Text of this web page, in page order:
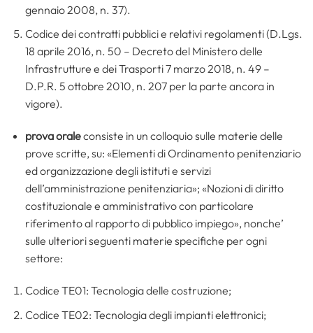
gennaio 2008, n. 37).
Codice dei contratti pubblici e relativi regolamenti (D.Lgs.
18 aprile 2016, n. 50 – Decreto del Ministero delle
Infrastrutture e dei Trasporti 7 marzo 2018, n. 49 –
D.P.R. 5 ottobre 2010, n. 207 per la parte ancora in
vigore).
prova oraleconsiste in un colloquio sulle materie delle
prove scritte, su: «Elementi di Ordinamento penitenziario
ed organizzazione degli istituti e servizi
dell’amministrazione penitenziaria»; «Nozioni di diritto
costituzionale e amministrativo con particolare
riferimento al rapporto di pubblico impiego», nonche’
sulle ulteriori seguenti materie specifiche per ogni
settore:
Codice TE01: Tecnologia delle costruzione;
Codice TE02: Tecnologia degli impianti elettronici;